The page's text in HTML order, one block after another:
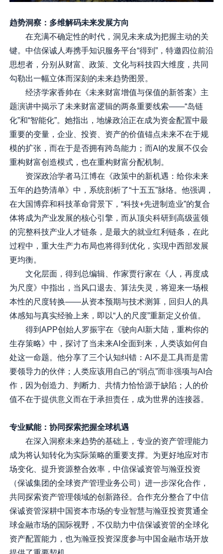
趋势洞察：多维解码未来发展方向
在充满不确定性的时代，洞见未来成为把握主动的关
键。中信保诚人寿携手知识服务平台“得到”，特邀四位前沿
思想者，分别从财富、政策、文化与科技四大维度，共同
勾勒出一幅立体而深刻的未来趋势图景。
经济学家香帅在《未来财富增值与保值的新答案》主
题演讲中揭示了未来财富逻辑的两条重要线索——“岛链
化”和“智能化”。她指出，地缘政治正在成为资金配置中最
重要的变量，企业、投资、资产的价值锚点未来不在于规
模的扩张，而在于是否拥有跨岛能力；而AI的发展不仅会
重构财富创造模式，也在重构财富分配机制。
资深政治学者马江博在《政策中的新机遇：给你未来
五年的趋势清单》中，系统剖析了“十五五”脉络。他强调，
在大国博弈和科技革命背景下，“科技+先进制造业”的复合
体将成为产业发展的核心引擎，而从顶尖科研到高级蓝领
的完整科技产业人才链条，是最大的就业红利链条，在此
过程中，重大生产力布局也将得到优化，实现中西部发展
更均衡。
文化层面，得到总编辑、作家贾行家在《人，再度成
为尺度》中指出，当风口退去、算法失灵，将迎来一场根
本性的尺度转换——从资本预期与技术测算，回归人的具
体感知与真实经验上来，即以“人的尺度”重新定义价值。
得到APP创始人罗振宇在《驶向AI新大陆，重构你的
生存策略》中，探讨了当未来AI全面到来，人类该如何自
处这一命题。他分享了三个认知纠错：AI不是工具而是需
要领导力的伙伴；人类应该用自己的“弱点”而非强项与AI合
作，因为创造力、判断力、共情力恰恰源于缺陷；人的价
值不在于提供意义而在于承担责任，成为世界的连接器。
专业赋能： 协同探索把握全球机遇
在深入洞察未来趋势的基础上，专业的资产管理能力
成为将认知转化为实际策略的重要支撑。为更好地应对市
场变化、提升资源整合效率，中信保诚资管与瀚亚投资
（保诚集团的全球资产管理业务公司）进一步深化合作，
共同探索资产管理领域的创新路径。合作充分整合了中信
保诚资管深耕中国资本市场的专业智慧与瀚亚投资贯通全
球金融市场的国际视野，不仅助力中信保诚资管的全球化
资产配置能力，也为瀚亚投资深度参与中国金融市场开放